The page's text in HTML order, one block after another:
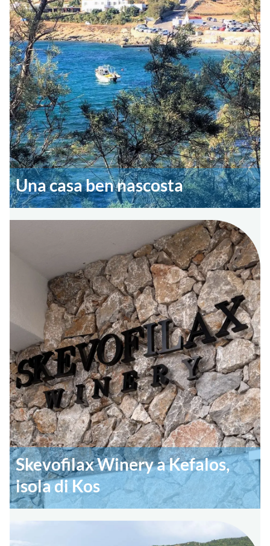
Una casa ben nascosta
Skevofilax Winery a Kefalos,
isola di Kos